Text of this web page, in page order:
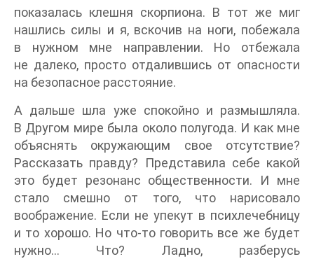
показалась клешня скорпиона. В тот же миг
нашлись силы и я, вскочив на ноги, побежала
в нужном мне направлении. Но отбежала
не далеко, просто отдалившись от опасности
на безопасное расстояние.
А дальше шла уже спокойно и размышляла.
В Другом мире была около полугода. И как мне
объяснять окружающим свое отсутствие?
Рассказать правду? Представила себе какой
это будет резонанс общественности. И мне
стало смешно от того, что нарисовало
воображение. Если не упекут в психлечебницу
и то хорошо. Но что-то говорить все же будет
нужно… Что? Ладно, разберусь